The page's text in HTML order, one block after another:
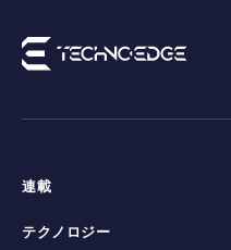
連載
テクノロジー